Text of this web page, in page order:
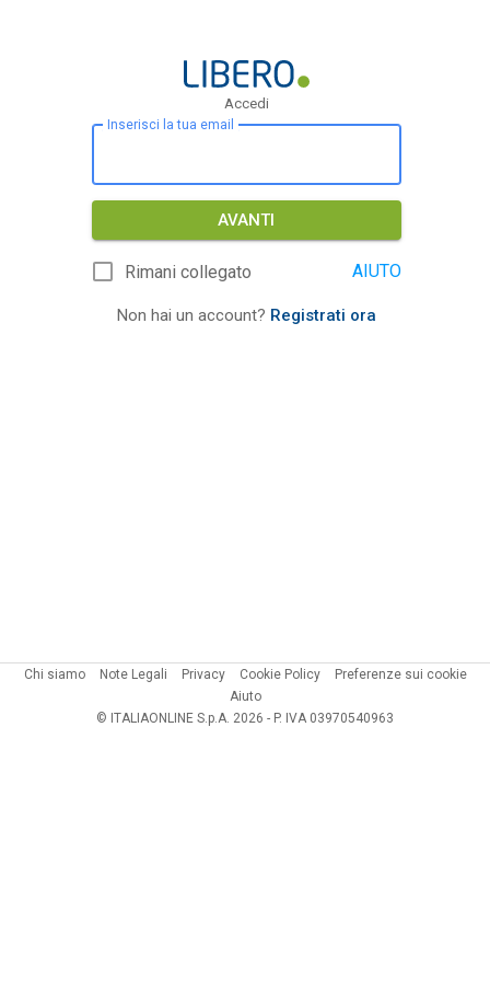
Accedi
Inserisci la tua email
AVANTI
Rimani collegato AIUTO
Non hai un account? Registrati ora
Chi siamo Note Legali Privacy Cookie Policy
Preferenze sui cookie
Aiuto
© ITALIAONLINE S.p.A. 2026 - P. IVA 03970540963